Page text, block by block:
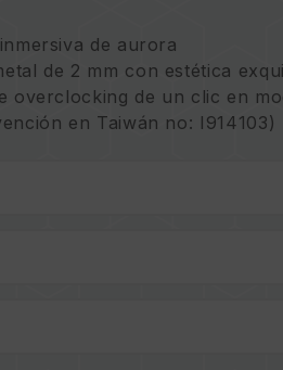
de aurora
de 2 mm con estética
overclocking de un clic en
en Taiwán no: I914103)
de disipación de calor PMIC
de administración de
un sistema más estable
de invención en Taiwán: